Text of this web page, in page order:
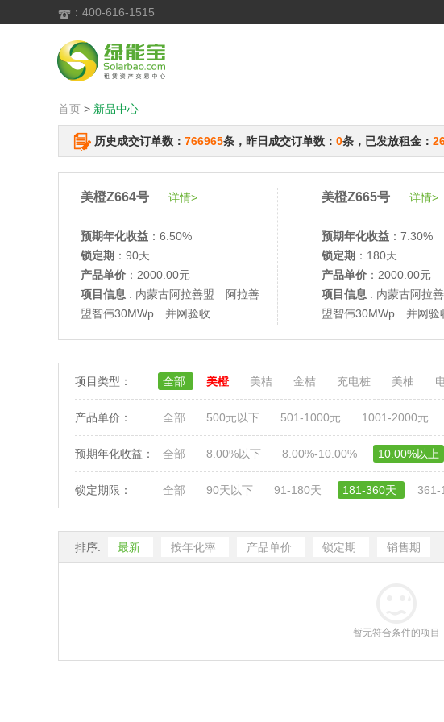
 ：400-616-1515
首页 > 新品中心
历史成交订单数： 766965条，昨日成交订单数： 0条，已发放租金：
美橙Z664号 详情>
预期年化收益 ：6.50%
锁定期 ：90天
产品单价 ：2000.00元
项目信息 : 内蒙古阿拉善盟 阿拉善
盟智伟30MWp 并网验收
美橙Z665号 详情>
预期年化收益 ：7.30%
锁定期 ：180天
产品单价 ：2000.00元
项目信息 : 内蒙古阿拉
盟智伟30MWp 并网验
项目类型： 全部 美橙 美桔 金桔 充电桩 美柚
产品单价： 全部 500元以下 501-1000元 1001-2000元
预期年化收益： 全部 8.00%以下 8.00%-10.00% 10.00%以上
锁定期限： 全部 90天以下 91-180天 181-360天 361-
排序: 最新 按年化率 产品单价 锁定期 销售期
暂无符合条件的项目